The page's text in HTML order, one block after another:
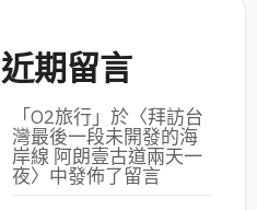
近期留言
「O2旅行」於〈拜訪台
灣最後一段未開發的海
岸線 阿朗壹古道兩天一
夜〉中發佈了留言